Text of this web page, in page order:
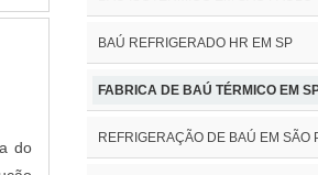
do
BAÚ REFRIGERADO HR EM SP
FABRICA DE BAÚ TÉRMICO EM
REFRIGERAÇÃO DE BAÚ EM SÃO